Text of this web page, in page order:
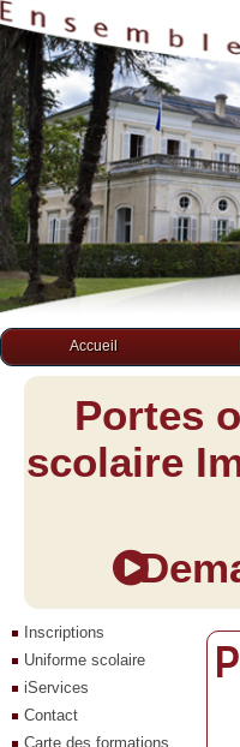
Accueil
Portes
scolaire
Inscriptions
Uniforme scolaire
iServices
Contact
Carte des formations